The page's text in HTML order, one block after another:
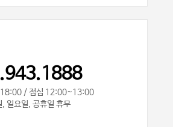
/ 점심 12:00~13:00
, 일요일, 공휴일 휴무